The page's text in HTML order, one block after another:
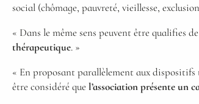
social (chômage, pauvreté, vieillesse,
« Dans le même sens peuvent être qualifies de
thérapeutique. »
« En proposant parallèlement aux
être considéré que l’association présente un